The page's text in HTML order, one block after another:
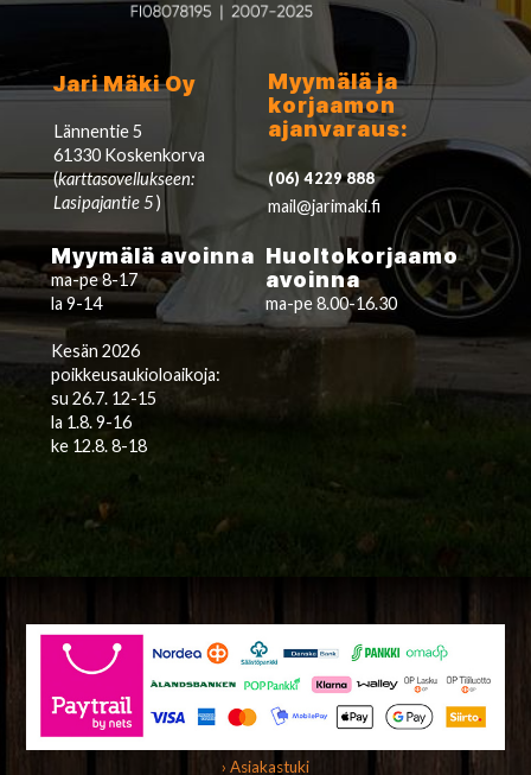
Jari Mäki Oy
Lännentie 5
61330 Koskenkorva
(karttasovellukseen:
Lasipajantie 5)
Myymälä ja
korjaamon
ajanvaraus:
(06) 4229 888
mail@jarimaki.fi
Myymälä avoinna
ma-pe 8-17
la 9-14
Kesän 2026
poikkeusaukioloaikoja:
su 26.7. 12-15
la 1.8. 9-16
ke 12.8. 8-18
Huoltokorjaamo
avoinna
ma-pe 8.00-16.30
› Asiakastuki